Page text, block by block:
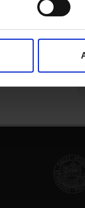
in qualsiasi